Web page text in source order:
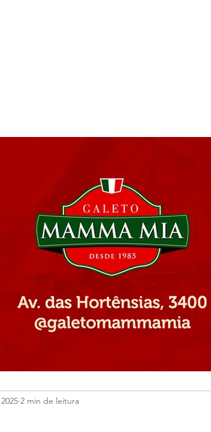
2 min de leitura